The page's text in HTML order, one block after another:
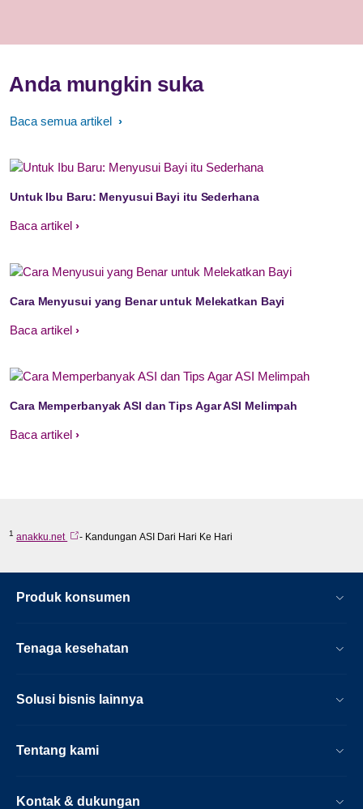
Anda mungkin suka
Baca semua artikel
Untuk Ibu Baru: Menyusui Bayi itu Sederhana
Baca artikel
Cara Menyusui yang Benar untuk Melekatkan Bayi
Baca artikel
Cara Memperbanyak ASI dan Tips Agar ASI Melimpah
Baca artikel
1 anakku.net - Kandungan ASI Dari Hari Ke Hari
Produk konsumen
Tenaga kesehatan
Solusi bisnis lainnya
Tentang kami
Kontak & dukungan